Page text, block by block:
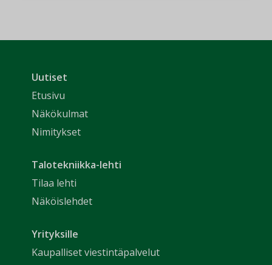
Uutiset
Etusivu
Näkökulmat
Nimitykset
Talotekniikka-lehti
Tilaa lehti
Näköislehdet
Yrityksille
Kaupalliset viestintäpalvelut